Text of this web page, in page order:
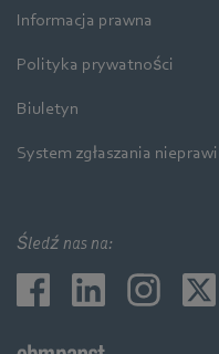
Informacja prawna
Polityka prywatności
Biuletyn
System zgłaszania
Śledź nas na: